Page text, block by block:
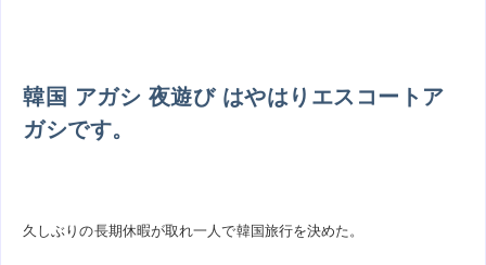
韓国 アガシ 夜遊び はやはりエスコートア
ガシです。
久しぶりの長期休暇が取れ一人で韓国旅行を決めた。